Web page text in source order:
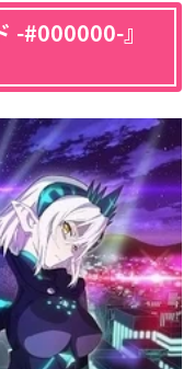
-#000000-』